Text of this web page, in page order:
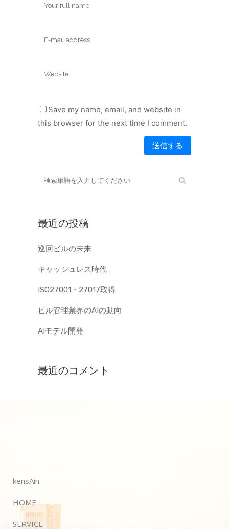
Save my name, email, and website in
this browser for the next time I comment.
最近の投稿
巡回ビルの未来
キャッシュレス時代
ISO27001・27017取得
ビル管理業界のAIの動向
AIモデル開発
最近のコメント
kensAin
HOME
SERVICE